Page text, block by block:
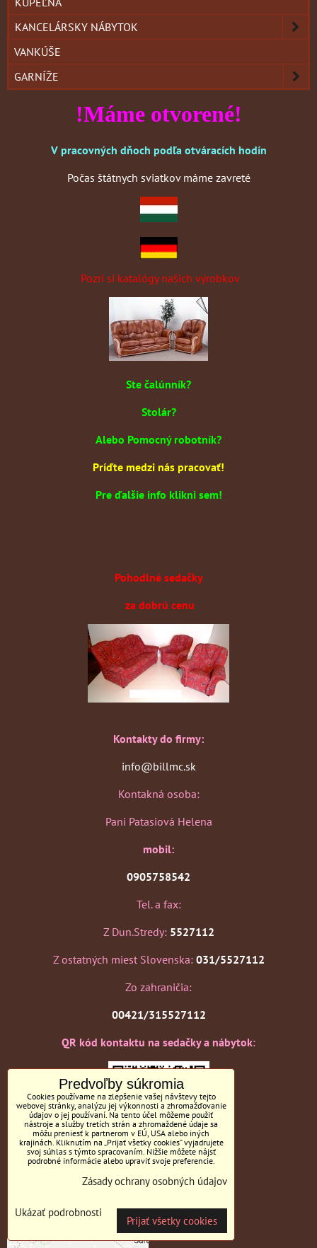
KANCELÁRSKY NÁBYTOK
VANKÚŠE
GARNÍŽE
!Máme otvorené!
V pracovných dňoch podľa otváracích hodín
Počas štátnych sviatkov máme zavreté
Pozri si katalógy našich výrobkov
Ste čalúnník?
Stolár?
Alebo Pomocný robotník?
Príďte medzi nás pracovať!
Pre ďalšie info klikni sem!
Pohodlné sedačky
za dobrú cenu
Kontakty do firmy:
info@billmc.sk
Kontakná osoba:
Pani Patasiová Helena
mobil:
0905758542
Tel. a fax:
Z Dun.Stredy: 5527112
Z ostatných miest Slovenska: 031/5527112
Zo zahraničia:
00421/315527112
QR kód kontaktu na sedačky a nábytok:
Poloha firmy na mape:
47°59'13.4"N 17°36'48.1"E
Predvoľby súkromia
Cookies používame na zlepšenie vašej návštevy tejto
webovej stránky, analýzu jej výkonnosti a zhromažďovanie
údajov o jej používaní. Na tento účel môžeme použiť
nástroje a služby tretích strán a zhromaždené údaje sa
môžu preniesť k partnerom v EÚ, USA alebo iných
krajinách. Kliknutím na „Prijať všetky cookies“ vyjadrujete
svoj súhlas s týmto spracovaním. Nižšie môžete nájsť
podrobné informácie alebo upraviť svoje preferencie.
Zásady ochrany osobných údajov
Ukázať podrobnosti
Prijať všetky cookies